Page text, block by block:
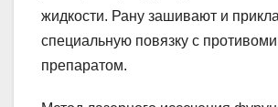
жидкости. Рану зашивают и
специальную повязку с
препаратом.